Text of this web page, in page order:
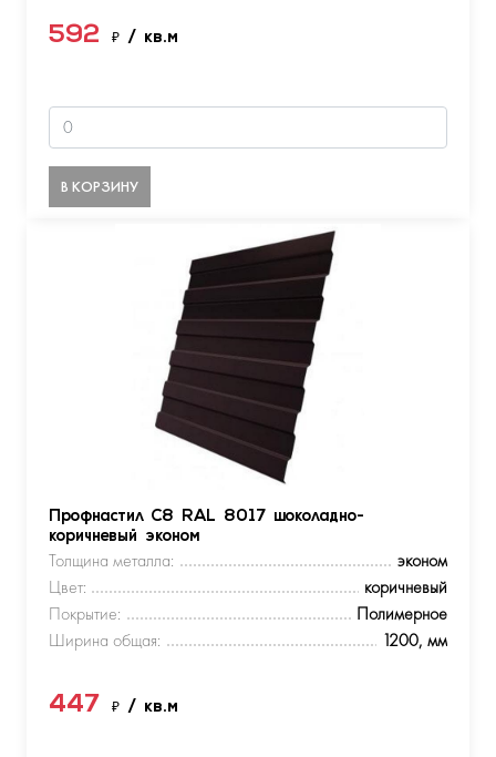
592 ₽ / кв.м
В КОРЗИНУ
Профнастил С8 RAL 8017 шоколадно-
коричневый эконом
Толщина металла:
эконом
Цвет:
коричневый
Покрытие:
Полимерное
Ширина общая:
1200, мм
447 ₽ / кв.м